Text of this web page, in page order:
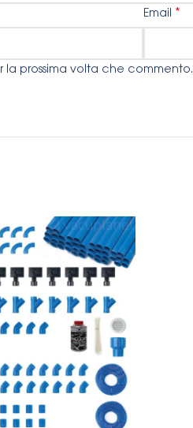
Email *
la prossima volta che commento.